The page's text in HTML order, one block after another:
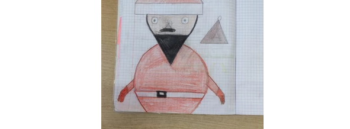
RADA RODZICÓW
PRACOWNICY